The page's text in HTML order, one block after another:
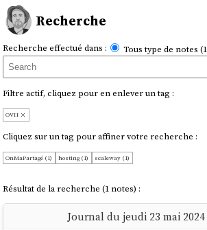
Recherche
Recherche effectué dans : Tous type de notes
Filtre actif, cliquez pour en enlever un tag :
OVH
Cliquez sur un tag pour affiner votre recherche :
OnMaPartagé (1) hosting (1) scaleway (1)
Résultat de la recherche (1 notes) :
Journal du jeudi 23 mai 2024